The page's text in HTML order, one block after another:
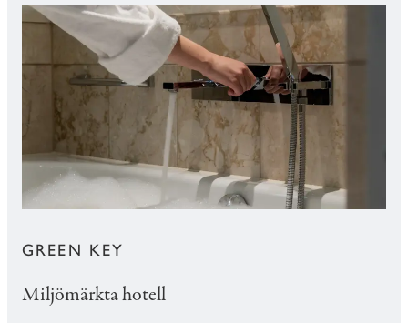
GREEN KEY
Miljömärkta hotell